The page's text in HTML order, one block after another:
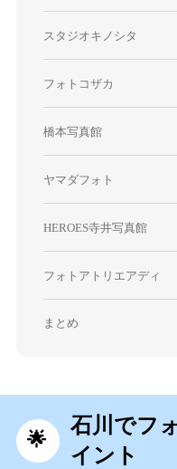
スタジオキノシタ
フォトコザカ
橋本写真館
ヤマダフォト
HEROES寺井写真館
フォトアトリエアディ
まとめ
石川でフ
イント